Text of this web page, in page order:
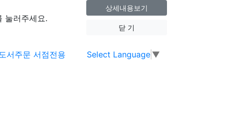
눌러주세요.
상세내용보기
닫 기
Select Language ▼